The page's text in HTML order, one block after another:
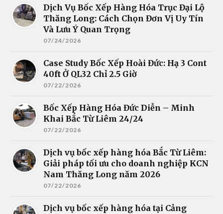
Dịch Vụ Bốc Xếp Hàng Hóa Trục Đại Lộ
Thăng Long: Cách Chọn Đơn Vị Uy Tín
Và Lưu Ý Quan Trọng
07/24/2026
Case Study Bốc Xếp Hoài Đức: Hạ 3 Cont
40ft Ở QL32 Chỉ 2.5 Giờ
07/22/2026
Bốc Xếp Hàng Hóa Đức Diễn – Minh
Khai Bắc Từ Liêm 24/24
07/22/2026
Dịch vụ bốc xếp hàng hóa Bắc Từ Liêm:
Giải pháp tối ưu cho doanh nghiệp KCN
Nam Thăng Long năm 2026
07/22/2026
Dịch vụ bốc xếp hàng hóa tại Cảng